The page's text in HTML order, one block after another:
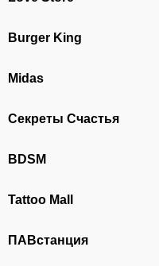
Burger King
Midas
Секреты Счастья
BDSM
Tattoo Mall
ПАВстанция